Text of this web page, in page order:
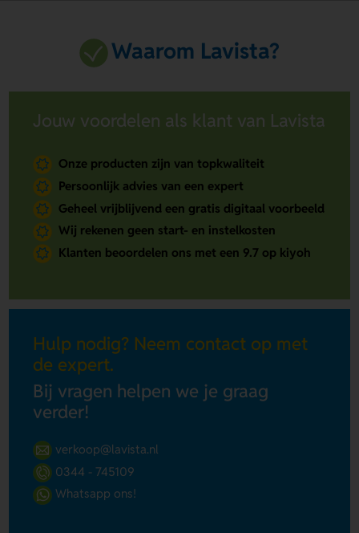
Waarom Lavista?
Jouw voordelen als klant van Lavista
Onze producten zijn van topkwaliteit
Persoonlijk advies van een expert
Geheel vrijblijvend een gratis digitaal voorbeeld
Wij rekenen geen start- en instelkosten
Klanten beoordelen ons met een 9.7 op kiyoh
Hulp nodig? Neem contact op met
de expert.
Bij vragen helpen we je graag
verder!
verkoop@lavista.nl
0344 - 745109
Whatsapp ons!